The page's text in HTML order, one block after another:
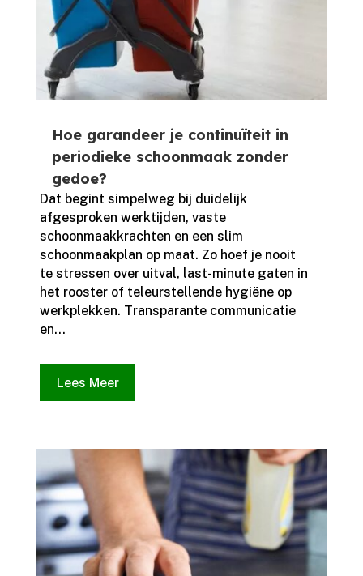
Hoe garandeer je continuïteit in
periodieke schoonmaak zonder
gedoe?
Dat begint simpelweg bij duidelijk
afgesproken werktijden, vaste
schoonmaakkrachten en een slim
schoonmaakplan op maat.​ Zo hoef je nooit
te stressen over uitval, last-minute gaten in
het rooster of teleurstellende hygiëne op
werkplekken.​ Transparante communicatie
en...
Lees Meer